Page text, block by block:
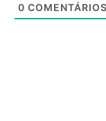
0 COMENTÁRIOS